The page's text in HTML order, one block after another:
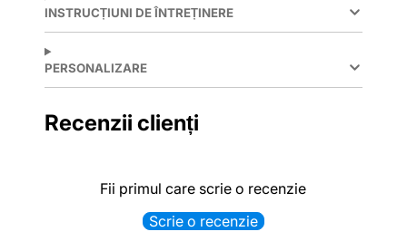
INSTRUCȚIUNI DE ÎNTREȚINERE
PERSONALIZARE
Recenzii clienți
Fii primul care scrie o recenzie
Scrie o recenzie